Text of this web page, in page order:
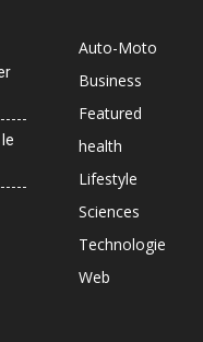
Auto-Moto
Business
Featured
health
Lifestyle
Sciences
Technologie
Web